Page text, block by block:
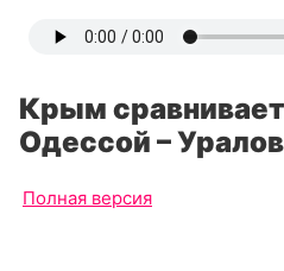
Крым
Одессой – Уралов
Полная версия